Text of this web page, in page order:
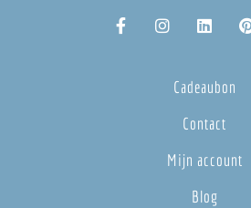
Cadeaubon
Contact
Mijn account
Blog